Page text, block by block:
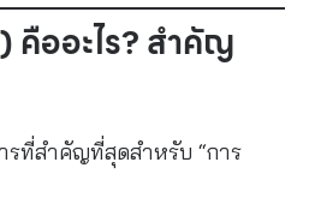
หรับเกษตรกร
าฟรี ไม่มีค่าใช้จ่าย
คืออะไร? สำคัญ
รที่สำคัญที่สุดสำหรับ “การ